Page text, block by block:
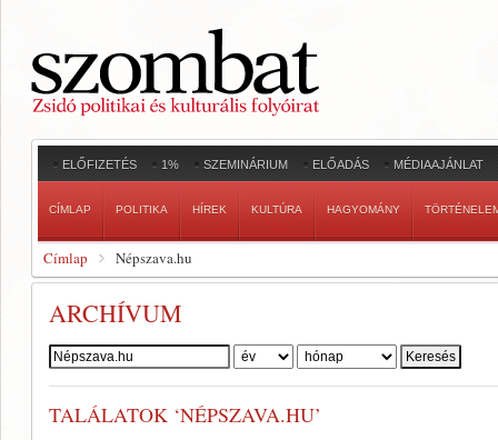
ELŐFIZETÉS 1% SZEMINÁRIUM ELŐADÁS MÉDIAAJÁNLAT
CÍMLAP POLITIKA HÍREK KULTÚRA HAGYOMÁNY
Címlap Népszava.hu
ARCHÍVUM
Szerző:
TALÁLATOK ‘NÉPSZAVA.HU’